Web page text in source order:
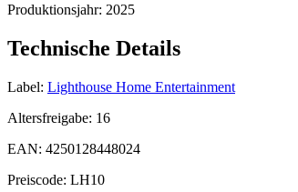
Produktionsjahr: 2025
Technische Details
Label: Lighthouse Home Entertainment
Altersfreigabe: 16
EAN: 4250128448024
Preiscode: LH10